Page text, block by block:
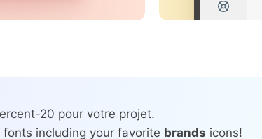
20 pour votre projet.
fonts including your favorite brands icons!